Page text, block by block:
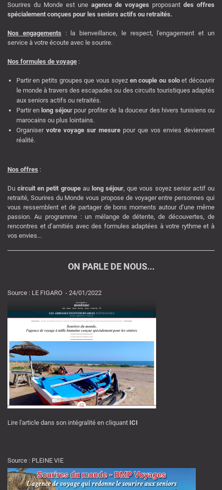
Sourires du Monde est une agence de voyages proposant des offres
spécialement conçues pour les seniors actifs ou retraités.
Nos engagements : la bienveillance, le respect, l'engagement et un
service à votre écoute avec le sourire.
Nos formules de voyage :
Partir en petits groupes que vous soyez en couple ou soloet découvrir
le monde à travers des escapades ou des circuits touristiques adaptés
aux seniors actifs ou retraités.
Partir en long séjour pour profiter de la douceur des hivers tunisiens ou
marocains ou plus lointains.
Organiser votre voyage sur mesure pour que vos envies deviennent
réalité.
Nos offres :
Ducircuit en petit groupeau long séjour, que vous soyez senior actif ou
retraité, Sourires du Monde vous propose de voyager entre personnes qui
vous ressemblent et de partager de bons moments autour d’une même
passion. Au programme : un mélange de détente, de découvertes, de
rencontres et d’amitiés avec des formules adaptées à votre rythme et à
vos envies...
ON PARLE DE NOUS...
Source : LE FIGARO - 24/01/2022
Lire l'article dans son intégralité en cliquant ICI
Source : PLEINE VIE